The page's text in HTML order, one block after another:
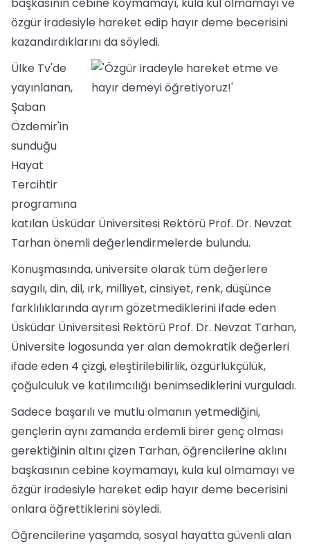
özgür iradesiyle hareket edip hayır deme becerisini
kazandırdıklarını da söyledi.
Ülke Tv'de
yayınlanan,
Şaban
Özdemir'in
sunduğu
Hayat
Tercihtir
programına
katılan Üsküdar Üniversitesi Rektörü Prof. Dr. Nevzat
Tarhan önemli değerlendirmelerde bulundu.
Konuşmasında, üniversite olarak tüm değerlere
saygılı, din, dil, ırk, milliyet, cinsiyet, renk, düşünce
farklılıklarında ayrım gözetmediklerini ifade eden
Üsküdar Üniversitesi Rektörü Prof. Dr. Nevzat Tarhan,
Üniversite logosunda yer alan demokratik değerleri
ifade eden 4 çizgi, eleştirilebilirlik, özgürlükçülük,
çoğulculuk ve katılımcılığı benimsediklerini vurguladı.
Sadece başarılı ve mutlu olmanın yetmediğini,
gençlerin aynı zamanda erdemli birer genç olması
gerektiğinin altını çizen Tarhan, öğrencilerine aklını
başkasının cebine koymamayı, kula kul olmamayı ve
özgür iradesiyle hareket edip hayır deme becerisini
onlara öğrettiklerini söyledi.
Öğrencilerine yaşamda, sosyal hayatta güvenli alan